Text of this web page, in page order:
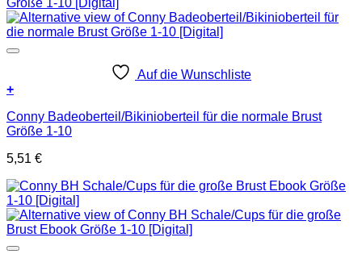
Auf die Wunschliste
+
Conny Badeoberteil/Bikinioberteil für die normale Brust
Größe 1-10
5,51 €